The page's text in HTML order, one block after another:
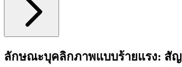
ลักษณะบุคลิกภาพแบบร้ายแรง: สั